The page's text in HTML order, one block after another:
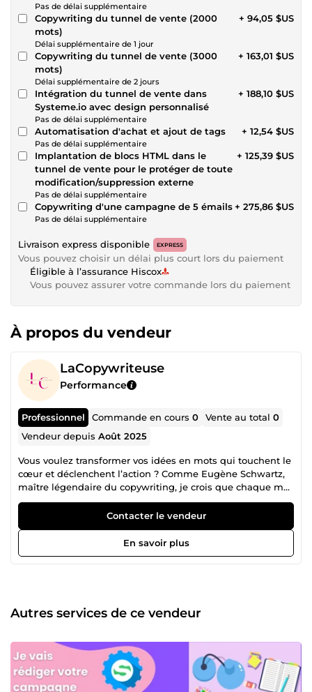
Pas de délai supplémentaire
Copywriting du tunnel de vente (2000
mots)
Délai supplémentaire de 1 jour
+ 94,05 $US
Copywriting du tunnel de vente (3000
mots)
Délai supplémentaire de 2 jours
+ 163,01 $US
Intégration du tunnel de vente dans
Systeme.io avec design personnalisé
Pas de délai supplémentaire
+ 188,10 $US
Automatisation d'achat et ajout de tags
Pas de délai supplémentaire
+ 12,54 $US
Implantation de blocs HTML dans le
tunnel de vente pour le protéger de toute
modification/suppression externe
Pas de délai supplémentaire
+ 125,39 $US
Copywriting d'une campagne de 5 émails
Pas de délai supplémentaire
+ 275,86 $US
Livraison express disponible EXPRESS
Vous pouvez choisir un délai plus court lors du paiement
Éligible à l’assurance Hiscox
Vous pouvez assurer votre commande lors du paiement
À propos du vendeur
LaCopywriteuse
Performance
Professionnel Commande en cours0 Vente au total0
Vendeur depuisAoût 2025
Vous voulez transformer vos idées en mots qui touchent le
cœur et déclenchent l’action ? Comme Eugène Schwartz,
maître légendaire du copywriting, je crois que chaque mot
peut captiver, émouvoir, et surtout… convertir. Mon rôle :
traduire l’essence de votre offre en messages puissants et
authentiques, qui résonnent profondément avec vos
clients. 🎯Ma promesse: aller au-delà des mots.
Comprendre ce qui anime vos prospects, percevoir leurs
pas le bruit qui marque les esprits, mais la clarté, la
justesse et l’émotion. Mon objectif ? Que vos textes ne
l’action. 🚀 Que vous cherchiez un storytelling puissant,
des pages de vente irrésistibles, ou des campagnes qui
fédèrent votre communauté, je vous accompagne avec des
mots qui font mouche. 🔗 Disponible sur ComeUp, je mets
Contacter le vendeur
En savoir plus
Autres services de ce vendeur